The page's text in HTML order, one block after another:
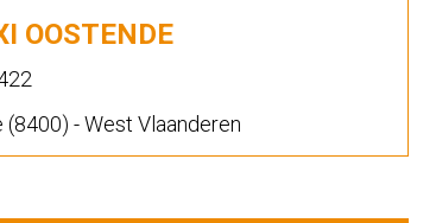
OOSTENDE
(8400) - West Vlaanderen